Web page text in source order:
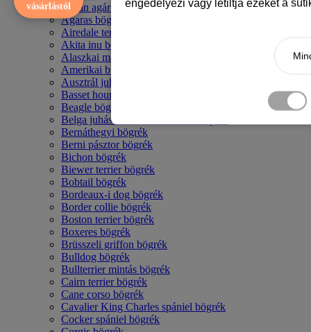
Afgán agár bögrék
Agaras bögrék
Airedale terrier mintás bögre
Akita inu bögrék
Alaszkai malamut bögrék
Amerikai bulldog mintás bögrék
Ausztrál juhászkutya bögrék
Basset hound mintás bögrék
Beagle bögrék
Belga juhász - malinois mintás bögrék
Bernáthegyi bögrék
Berni pásztor bögrék
Bichon bögrék
Biewer terrier bögrék
Bobtail bögrék
Bordeaux-i dog bögrék
Border collie bögrék
Boston terrier bögrék
Boxeres bögrék
Brüsszeli griffon bögrék
Bulldog bögrék
Bullterrier mintás bögrék
Cairn terrier bögrék
Cane corso bögrék
Cavalier King Charles spániel bögrék
Cocker spániel bögrék
vásárlástól
engedélyezi vagy letiltja ezeket a